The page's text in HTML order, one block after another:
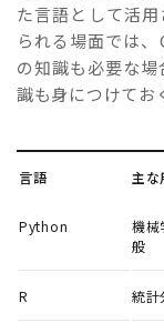
た言語として活
られる場面では
の知識も必要な
識も身につけてお
言語 主な
Python
機械
般
R 統計